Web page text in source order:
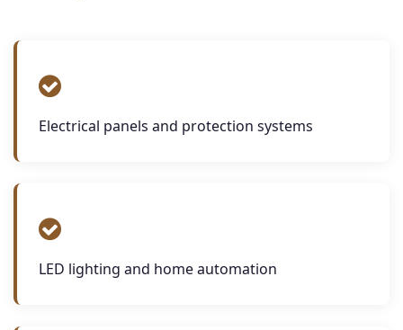
Electrical panels and protection systems
LED lighting and home automation